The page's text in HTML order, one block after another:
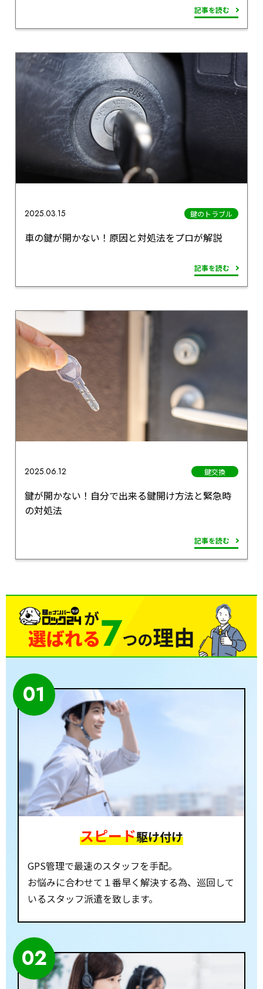
記事を読む
2025.03.15 鍵のトラブル
車の鍵が開かない！原因と対処法をプロが解説
記事を読む
2025.06.12 鍵交換
鍵が開かない！自分で出来る鍵開け方法と緊急時
の対処法
記事を読む
01
スピード駆け付け
GPS管理で最速のスタッフを手配。
お悩みに合わせて１番早く解決する為、巡回して
いるスタッフ派遣を致します。
02